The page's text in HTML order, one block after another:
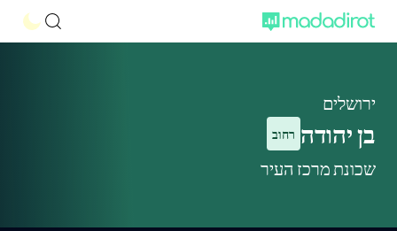
ירושלים
בן יהודה רחוב
שכונת מרכז העיר